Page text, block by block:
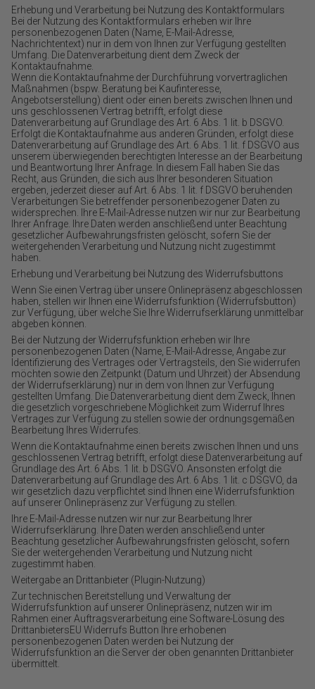
Erhebung und Verarbeitung bei Nutzung des Kontaktformulars
Bei der Nutzung des Kontaktformulars erheben wir Ihre
personenbezogenen Daten (Name, E-Mail-Adresse,
Nachrichtentext) nur in dem von Ihnen zur Verfügung gestellten
Umfang. Die Datenverarbeitung dient dem Zweck der
Kontaktaufnahme.
Wenn die Kontaktaufnahme der Durchführung vorvertraglichen
Maßnahmen (bspw. Beratung bei Kaufinteresse,
Angebotserstellung) dient oder einen bereits zwischen Ihnen und
uns geschlossenen Vertrag betrifft, erfolgt diese
Datenverarbeitung auf Grundlage des Art. 6 Abs. 1 lit. b DSGVO.
Erfolgt die Kontaktaufnahme aus anderen Gründen, erfolgt diese
Datenverarbeitung auf Grundlage des Art. 6 Abs. 1 lit. f DSGVO aus
unserem überwiegenden berechtigten Interesse an der Bearbeitung
und Beantwortung Ihrer Anfrage. In diesem Fall haben Sie das
Recht, aus Gründen, die sich aus Ihrer besonderen Situation
ergeben, jederzeit dieser auf Art. 6 Abs. 1 lit. f DSGVO beruhenden
Verarbeitungen Sie betreffender personenbezogener Daten zu
widersprechen. Ihre E-Mail-Adresse nutzen wir nur zur Bearbeitung
Ihrer Anfrage. Ihre Daten werden anschließend unter Beachtung
gesetzlicher Aufbewahrungsfristen gelöscht, sofern Sie der
weitergehenden Verarbeitung und Nutzung nicht zugestimmt
haben.
Erhebung und Verarbeitung bei Nutzung des Widerrufsbuttons
Wenn Sie einen Vertrag über unsere Onlinepräsenz abgeschlossen
haben, stellen wir Ihnen eine Widerrufsfunktion (Widerrufsbutton)
zur Verfügung, über welche Sie Ihre Widerrufserklärung unmittelbar
abgeben können.
Bei der Nutzung der Widerrufsfunktion erheben wir Ihre
personenbezogenen Daten (Name, E-Mail-Adresse, Angabe zur
Identifizierung des Vertrages oder Vertragsteils, den Sie widerrufen
möchten sowie den Zeitpunkt (Datum und Uhrzeit) der Absendung
der Widerrufserklärung) nur in dem von Ihnen zur Verfügung
gestellten Umfang. Die Datenverarbeitung dient dem Zweck, Ihnen
die gesetzlich vorgeschriebene Möglichkeit zum Widerruf Ihres
Vertrages zur Verfügung zu stellen sowie der ordnungsgemäßen
Bearbeitung Ihres Widerrufes.
Wenn die Kontaktaufnahme einen bereits zwischen Ihnen und uns
geschlossenen Vertrag betrifft, erfolgt diese Datenverarbeitung auf
Grundlage des Art. 6 Abs. 1 lit. b DSGVO. Ansonsten erfolgt die
Datenverarbeitung auf Grundlage des Art. 6 Abs. 1 lit. c DSGVO, da
wir gesetzlich dazu verpflichtet sind Ihnen eine Widerrufsfunktion
auf unserer Onlinepräsenz zur Verfügung zu stellen.
Ihre E-Mail-Adresse nutzen wir nur zur Bearbeitung Ihrer
Widerrufserklärung. Ihre Daten werden anschließend unter
Beachtung gesetzlicher Aufbewahrungsfristen gelöscht, sofern
Sie der weitergehenden Verarbeitung und Nutzung nicht
zugestimmt haben.
Weitergabe an Drittanbieter (Plugin-Nutzung)
Zur technischen Bereitstellung und Verwaltung der
Widerrufsfunktion auf unserer Onlinepräsenz, nutzen wir im
Rahmen einer Auftragsverarbeitung eine Software-Lösung des
DrittanbietersEU Widerrufs Button Ihre erhobenen
personenbezogenen Daten werden bei Nutzung der
Widerrufsfunktion an die Server der oben genannten Drittanbieter
übermittelt.